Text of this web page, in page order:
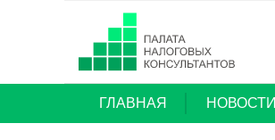
ГЛАВНАЯ НОВОСТИ